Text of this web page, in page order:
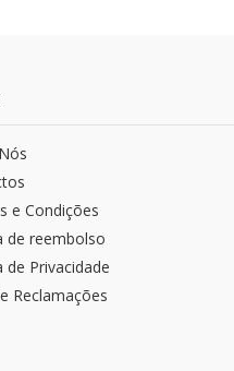
e Condições
de reembolso
de Privacidade
Reclamações